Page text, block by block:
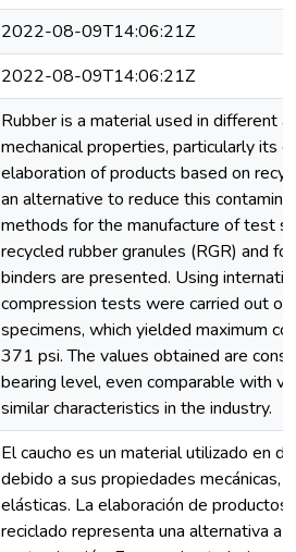
2022-08-09T14:06:21Z
2022-08-09T14:06:21Z
Rubber is a material used in different
mechanical properties, particularly its
elaboration of products based on
an alternative to reduce this
methods for the manufacture of test
recycled rubber granules (RGR) and
binders are presented. Using
compression tests were carried out
specimens, which yielded maximum
371 psi. The values obtained are
bearing level, even comparable with
similar characteristics in the industry.
El caucho es un material utilizado en
debido a sus propiedades mecánicas,
elásticas. La elaboración de productos
reciclado representa una alternativa a